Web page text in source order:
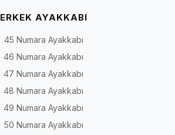
ERKEK AYAKKABI
45 Numara Ayakkabı
46 Numara Ayakkabı
47 Numara Ayakkabı
48 Numara Ayakkabı
49 Numara Ayakkabı
50 Numara Ayakkabı